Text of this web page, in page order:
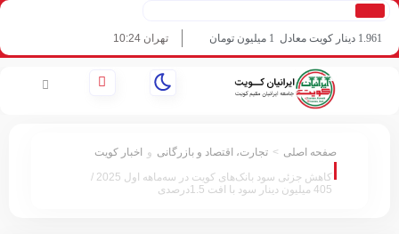
1.961 دینار کویت معادل 1 میلیون تومان تهران 10:24
صفحه اصلی > تجارت، اقتصاد و بازرگانی و اخبار کویت
کاهش جزئی سود بانک‌های کویت در سه‌ماهه اول 2025 /